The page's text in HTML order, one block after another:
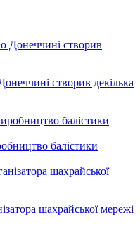
створив декілька
балістики
шахрайської мережі